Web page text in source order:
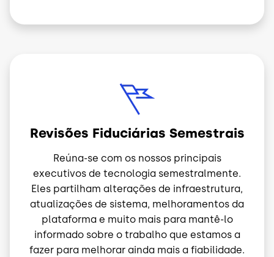
Revisões Fiduciárias Semestrais
Reúna-se com os nossos principais
executivos de tecnologia semestralmente.
Eles partilham alterações de infraestrutura,
atualizações de sistema, melhoramentos da
plataforma e muito mais para mantê-lo
informado sobre o trabalho que estamos a
fazer para melhorar ainda mais a fiabilidade.